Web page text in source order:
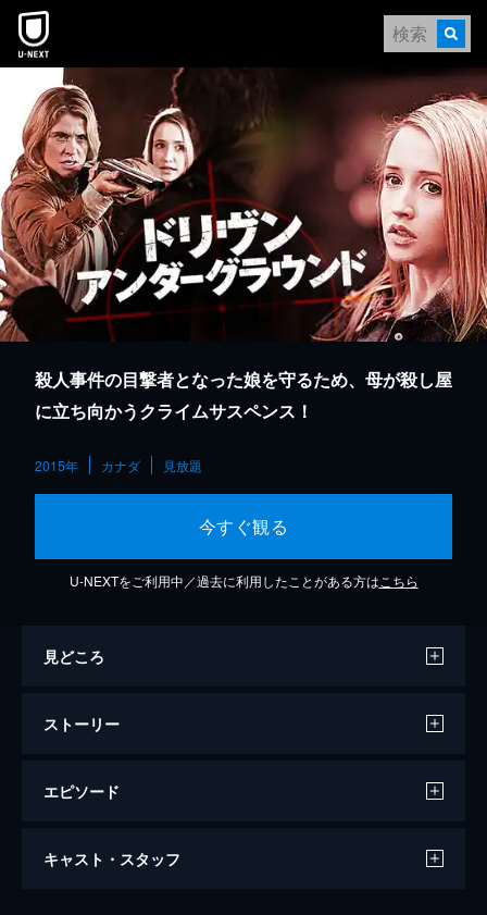
本文へスキップ
殺人事件の目撃者となった娘を守るため、母が殺し屋
に立ち向かうクライムサスペンス！
2015年 カナダ 見放題
今すぐ観る
U-NEXTをご利用中／過去に利用したことがある方は こちら
見どころ
ストーリー
エピソード
ドリヴン・アンダーグラウンド
キャスト・スタッフ